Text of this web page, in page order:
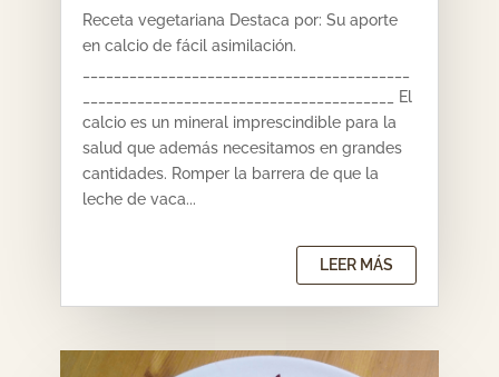
Receta vegetariana Destaca por: Su aporte
en calcio de fácil asimilación.
________________________________________ El
calcio es un mineral imprescindible para la
salud que además necesitamos en grandes
cantidades. Romper la barrera de que la
leche de vaca...
LEER MÁS